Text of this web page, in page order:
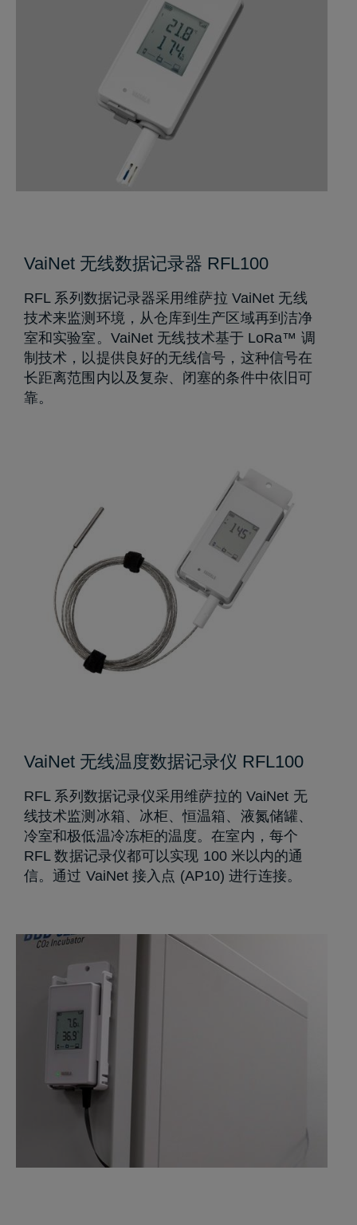
VaiNet 无线数据记录器 RFL100
RFL 系列数据记录器采用维萨拉 VaiNet 无线
技术来监测环境，从仓库到生产区域再到洁净
室和实验室。VaiNet 无线技术基于 LoRa™ 调
制技术，以提供良好的无线信号，这种信号在
长距离范围内以及复杂、闭塞的条件中依旧可
靠。
VaiNet 无线温度数据记录仪 RFL100
RFL 系列数据记录仪采用维萨拉的 VaiNet 无
线技术监测冰箱、冰柜、恒温箱、液氮储罐、
冷室和极低温冷冻柜的温度。在室内，每个
RFL 数据记录仪都可以实现 100 米以内的通
信。通过 VaiNet 接入点 (AP10) 进行连接。